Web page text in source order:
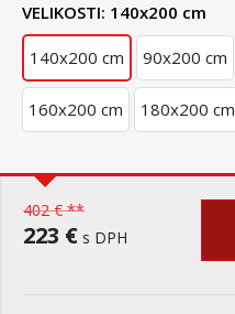
VELIKOSTI: 140x200 cm
140x200 cm 90x200 cm
160x200 cm 180x200 cm
402 € **
223 € s DPH